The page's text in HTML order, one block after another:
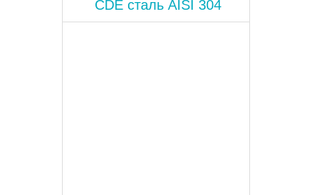
CDE сталь AISI 304